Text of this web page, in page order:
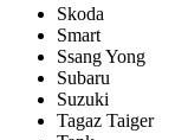
Skoda
Smart
Ssang Yong
Subaru
Suzuki
Tagaz Taiger